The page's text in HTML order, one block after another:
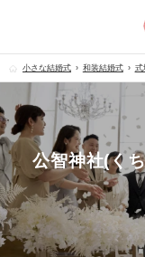
小さな結婚式 和装結婚式 式
公智神社(く